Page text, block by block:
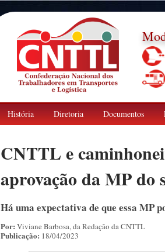
História Diretoria Documentos
CNTTL e
aprovação da MP do
Há uma expectativa de que essa MP
Por: Viviane Barbosa, da Redação da CNTTL
Publicação: 18/04/2023